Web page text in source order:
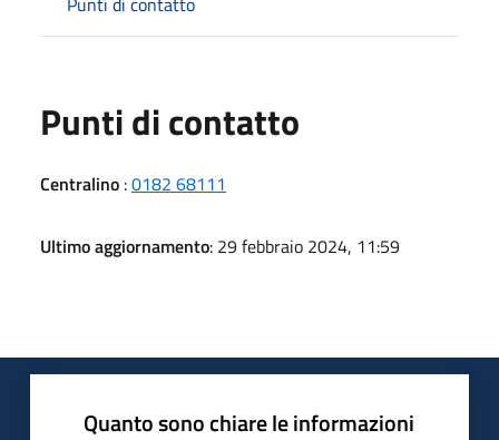
Punti di contatto
Centralino :0182 68111
Ultimo aggiornamento: 29 febbraio 2024, 11:59
Quanto sono chiare le informazioni